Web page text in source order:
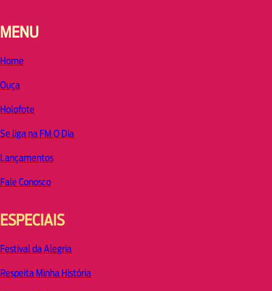
MENU
Home
Ouça
Holofote
Se liga na FM O Dia
Lançamentos
Fale Conosco
ESPECIAIS
Festival da Alegria
Respeita Minha História